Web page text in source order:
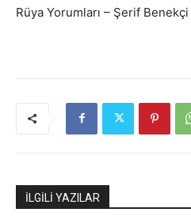
Rüya Yorumları – Şerif Benekçi
İLGİLİ YAZILAR